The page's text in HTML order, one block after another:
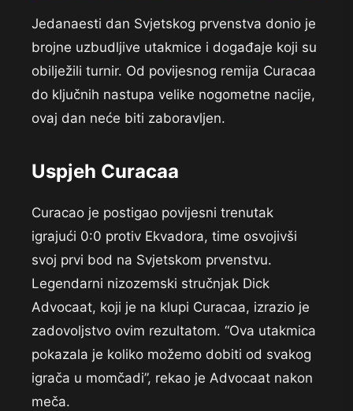
Jedanaesti dan Svjetskog prvenstva donio je
brojne uzbudljive utakmice i događaje koji su
obilježili turnir. Od povijesnog remija Curacaa
do ključnih nastupa velike nogometne nacije,
ovaj dan neće biti zaboravljen.
Uspjeh Curacaa
Curacao je postigao povijesni trenutak
igrajući 0:0 protiv Ekvadora, time osvojivši
svoj prvi bod na Svjetskom prvenstvu.
Legendarni nizozemski stručnjak Dick
Advocaat, koji je na klupi Curacaa, izrazio je
zadovoljstvo ovim rezultatom. “Ova utakmica
pokazala je koliko možemo dobiti od svakog
igrača u momčadi”, rekao je Advocaat nakon
meča.